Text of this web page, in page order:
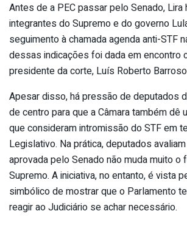
Antes de a PEC passar pelo Senado, Lira
integrantes do Supremo e do governo
seguimento à chamada agenda anti-STF
dessas indicações foi dada em encontro
presidente da corte, Luís Roberto
Apesar disso, há pressão de deputados
de centro para que a Câmara também dê
que consideram intromissão do STF em
Legislativo. Na prática, deputados
aprovada pelo Senado não muda muito o
Supremo. A iniciativa, no entanto, é vista
simbólico de mostrar que o Parlamento
reagir ao Judiciário se achar necessário.